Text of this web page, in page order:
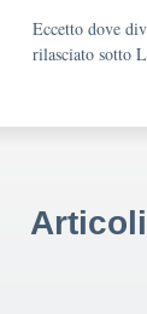
Eccetto dove
rilasciato sotto